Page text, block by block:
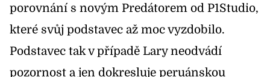
porovnání s novým Predátorem od P1Studio,
které svůj podstavec až moc vyzdobilo.
Podstavec tak v případě Lary neodvádí
pozornost a jen dokresluje peruánskou